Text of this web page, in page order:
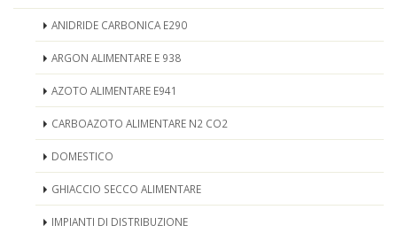
ANIDRIDE CARBONICA E290
ARGON ALIMENTARE E 938
AZOTO ALIMENTARE E941
CARBOAZOTO ALIMENTARE N2 CO2
DOMESTICO
GHIACCIO SECCO ALIMENTARE
IMPIANTI DI DISTRIBUZIONE